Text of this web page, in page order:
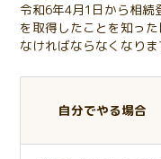
令和6年4月1日から相続
を取得したことを知っ
なければならなくなりま
自分でやる場合